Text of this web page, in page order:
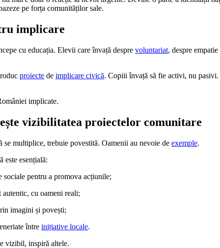
pe forța comunităților sale.
implicare
cu educația. Elevii care învață despre voluntariat, despre
proiecte de implicare civică. Copiii învață să fie activi, nu
implicate.
vizibilitatea proiectelor comunitare
se multiplice, trebuie povestită. Oamenii au nevoie de exemple.
este esențială:
sociale pentru a promova acțiunile;
autentic, cu oameni reali;
imagini și povești;
între inițiative locale.
vizibil, inspiră altele.